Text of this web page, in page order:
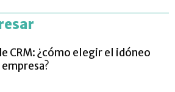
CRM: ¿cómo elegir el idóneo